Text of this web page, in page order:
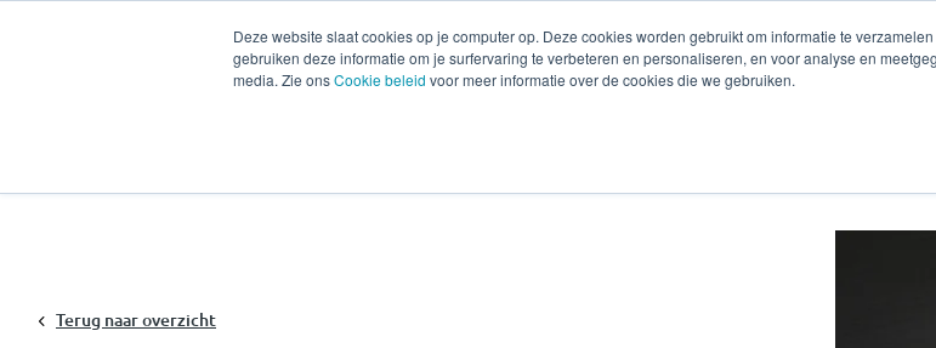
Deze website slaat cookies op je computer op. Deze cookies worden gebruikt om informatie te
gebruiken deze informatie om je surfervaring te verbeteren en personaliseren, en voor analyse en
media. Zie onsCookie beleid voor meer informatie over de cookies die we gebruiken.
Diensten Sectoren Experts
Terug naar overzicht